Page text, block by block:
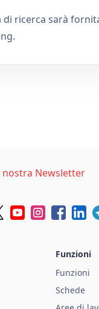
di ricerca sarà
nostra Newsletter
Funzioni
Funzioni
Schede